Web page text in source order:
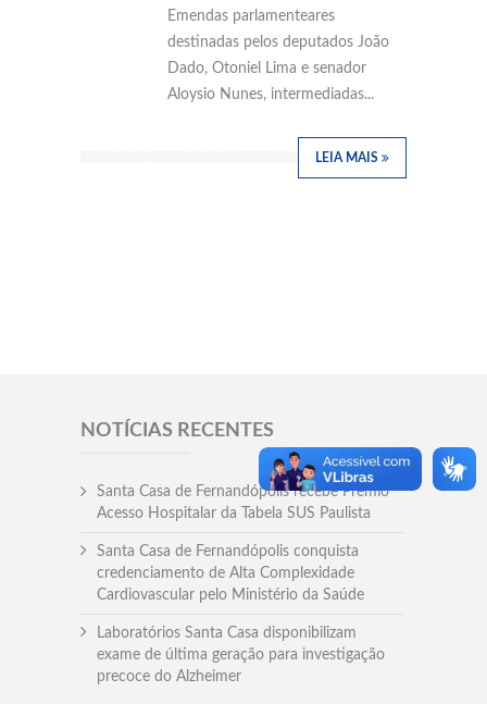
Emendas parlamenteares
destinadas pelos deputados João
Dado, Otoniel Lima e senador
Aloysio Nunes, intermediadas...
LEIA MAIS
NOTÍCIAS RECENTES
Santa Casa de Fernandópolis recebe Prêmio
Acesso Hospitalar da Tabela SUS Paulista
Santa Casa de Fernandópolis conquista
credenciamento de Alta Complexidade
Cardiovascular pelo Ministério da Saúde
Laboratórios Santa Casa disponibilizam
exame de última geração para investigação
precoce do Alzheimer